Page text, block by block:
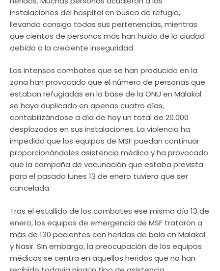
instalaciones del hospital en busca de refugio,
llevando consigo todas sus pertenencias, mientras
que cientos de personas más han huido de la ciudad
debido a la creciente inseguridad.
Los intensos combates que se han producido en la
zona han provocado que el número de personas que
estaban refugiadas en la base de la ONU en Malakal
se haya duplicado en apenas cuatro días,
contabilizándose a día de hoy un total de 20.000
desplazados en sus instalaciones. La violencia ha
impedido que los equipos de MSF puedan continuar
proporcionándoles asistencia médica y ha provocado
que la campaña de vacunación que estaba prevista
para el pasado lunes 13 de enero tuviera que ser
cancelada.
Tras el estallido de los combates ese mismo día 13 de
enero, los equipos de emergencia de MSF trataron a
más de 130 pacientes con heridas de bala en Malakal
y Nasir. Sin embargo, la preocupación de los equipos
médicos se centra en aquellos heridos que no han